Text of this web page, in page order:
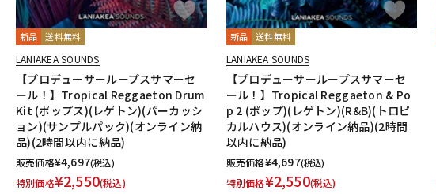
新品 送料無料
LANIAKEA SOUNDS
【プロデューサーループスサマーセ
ール！】Tropical Reggaeton Drum
Kit (ポップス)(レゲトン)(パーカッシ
ョン)(サンプルパック)(オンライン納
品)(2時間以内に納品)
販売価格¥4,697(税込)
特別価格¥2,550(税込)
新品 送料無料
LANIAKEA SOUNDS
【プロデューサーループスサマーセ
ール！】Tropical Reggaeton & Po
p 2 (ポップ)(レゲトン)(R&B)(トロピ
カルハウス)(オンライン納品)(2時間
以内に納品)
販売価格¥4,697(税込)
特別価格¥2,550(税込)